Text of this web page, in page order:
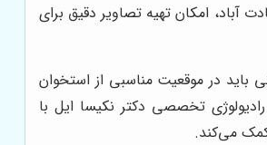
امکان تهیه تصاویر دقیق برای
باید در موقعیت مناسبی از استخوان
تخصصی دکتر نکیسا ایل با
کمک می‌کند.